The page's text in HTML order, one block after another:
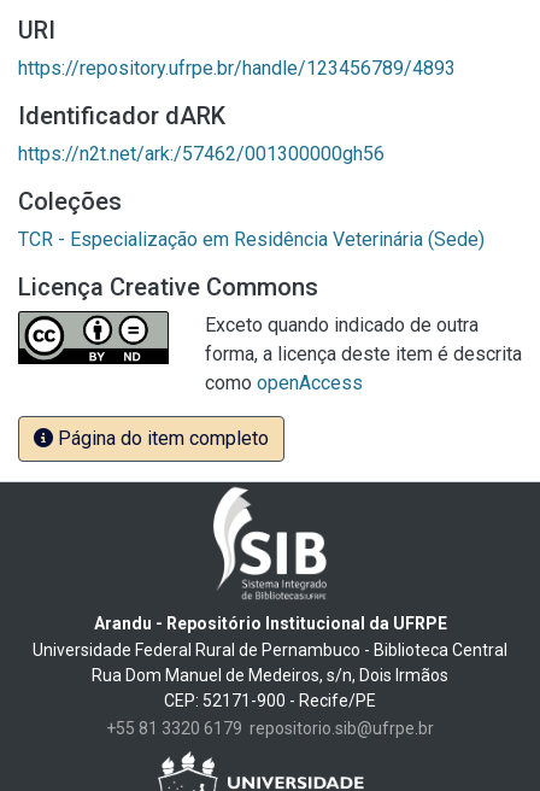
URI
https://repository.ufrpe.br/handle/123456789/4893
Identificador dARK
https://n2t.net/ark:/57462/001300000gh56
Coleções
TCR - Especialização em Residência Veterinária (Sede)
Licença Creative Commons
Exceto quando indicado de outra
forma, a licença deste item é descrita
como openAccess
Página do item completo
Arandu - Repositório Institucional da UFRPE
Universidade Federal Rural de Pernambuco - Biblioteca Central
Rua Dom Manuel de Medeiros, s/n, Dois Irmãos
CEP: 52171-900 - Recife/PE
+55 81 3320 6179 repositorio.sib@ufrpe.br